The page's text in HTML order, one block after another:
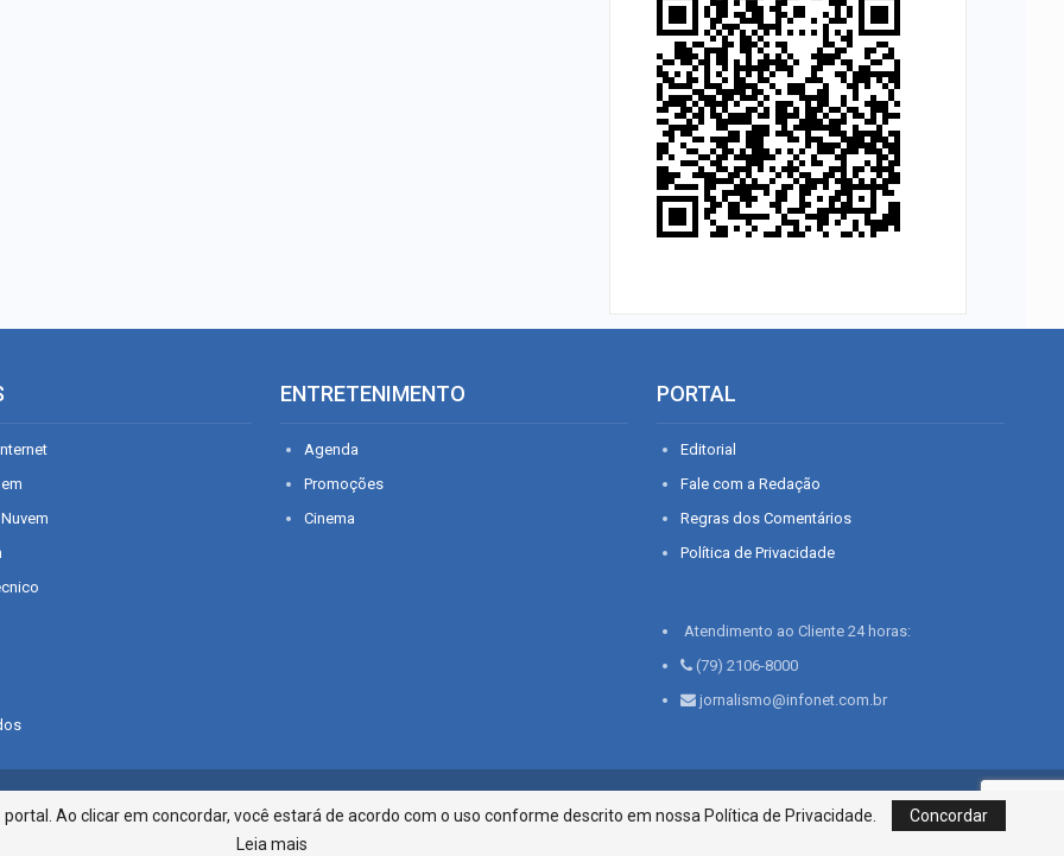
ENTRETENIMENTO
Agenda
Promoções
Cinema
PORTAL
Editorial
Fale com a Redação
Regras dos Comentários
Política de Privacidade
Atendimento ao Cliente 24 horas:
(79) 2106-8000
jornalismo@infonet.com.br
Infonet - Rua Monsenhor Silveira 276, Bairro São José | Aracaju-SE, CEP 49015-030, Fone: 79.2106.8000 - CI
Centro de Informações LTDA
Ao clicar em concordar, você estará de acordo com o uso conforme descrito em nossa Política de Privacidade.
Concordar
Leia mais